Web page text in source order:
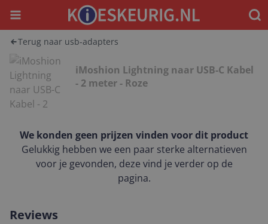
Menu
Terug naar usb-adapters
iMoshion Lightning naar USB-C Kabel
- 2 meter - Roze
We konden geen prijzen vinden voor dit product
Gelukkig hebben we een paar sterke alternatieven
voor je gevonden, deze vind je verder op de
pagina.
Reviews